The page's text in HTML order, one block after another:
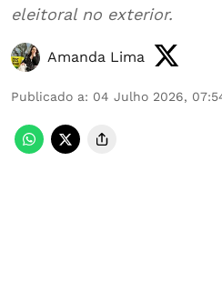
eleitoral no exterior.
Amanda Lima
Publicado a: 04 Julho 2026,